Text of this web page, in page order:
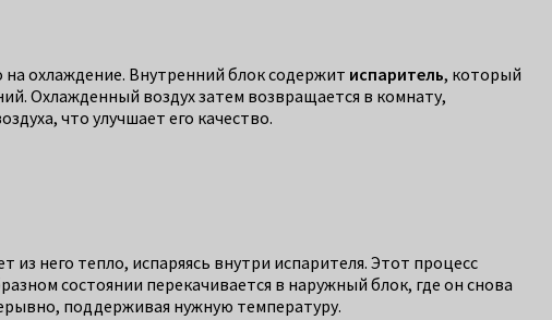
на охлаждение. Внутренний блок содержит испаритель, который
Охлажденный воздух затем возвращается в комнату,
что улучшает его качество.
из него тепло, испаряясь внутри испарителя. Этот процесс
состоянии перекачивается в наружный блок, где он снова
поддерживая нужную температуру.